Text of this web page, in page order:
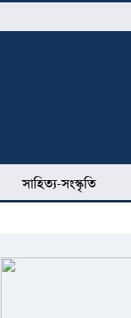
সাহিত্য-সংস্কৃতি